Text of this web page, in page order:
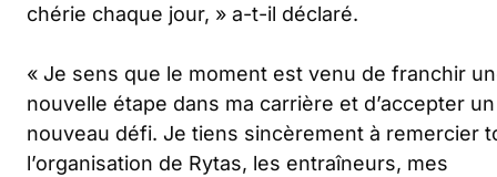
chérie chaque jour, » a-t-il déclaré.
« Je sens que le moment est venu de franchir
nouvelle étape dans ma carrière et d’accepter un
nouveau défi. Je tiens sincèrement à remercier
l’organisation de Rytas, les entraîneurs, mes